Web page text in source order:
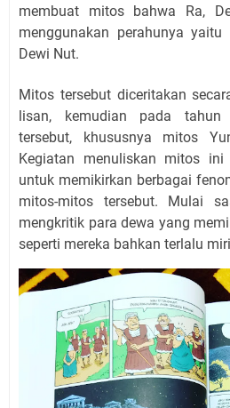
membuat mitos bahwa Ra,
menggunakan perahunya
Dewi Nut.
Mitos tersebut diceritakan
lisan, kemudian pada
tersebut, khususnya mitos
Kegiatan menuliskan mitos ini
untuk memikirkan berbagai
mitos-mitos tersebut. Mulai
mengkritik para dewa yang
seperti mereka bahkan terlalu